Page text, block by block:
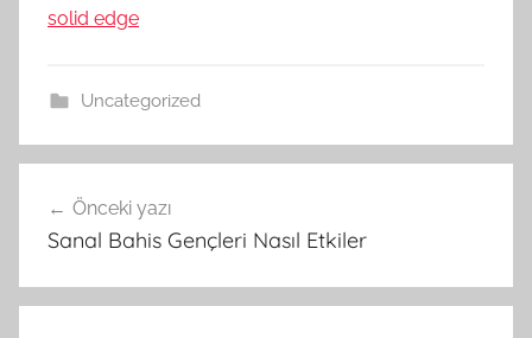
solid edge
Uncategorized
gezinmesi
Önceki yazı
Sanal Bahis Gençleri Nasıl Etkiler